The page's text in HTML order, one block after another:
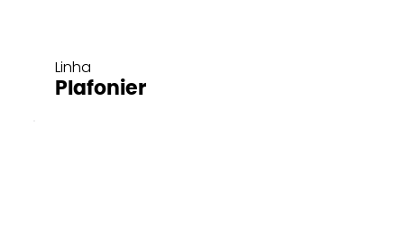
Linha
Plafonier